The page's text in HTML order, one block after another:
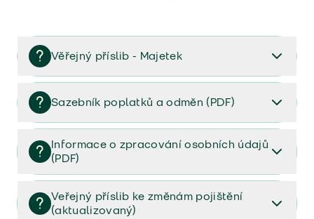
Věřejný příslib - Majetek
Věřejný příslib majetek 2023
Sazebník poplatků a odměn (PDF)
Sazebník poplatků a odměn (PDF)
Informace o zpracování osobních údajů
(PDF)
Informace o zpracování osobních údajů (PDF)
Veřejný příslib ke změnám pojištění
(aktualizovaný)